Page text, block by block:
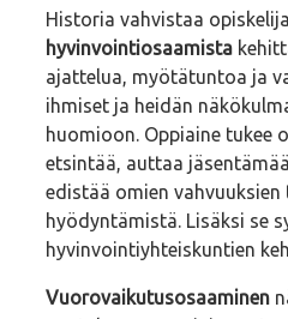
Historia vahvistaa
hyvinvointiosaamista
ajattelua, myötätuntoa ja
ihmiset ja heidän
huomioon. Oppiaine tukee
etsintää, auttaa
edistää omien
hyödyntämistä. Lisäksi se
hyvinvointiyhteiskuntien
Vuorovaikutusosaaminen